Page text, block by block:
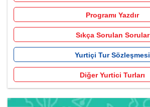
Programı Yazdır
Sıkça Sorulan Sorular
Yurtiçi Tur Sözleşmesi
Diğer Yurtici Turları